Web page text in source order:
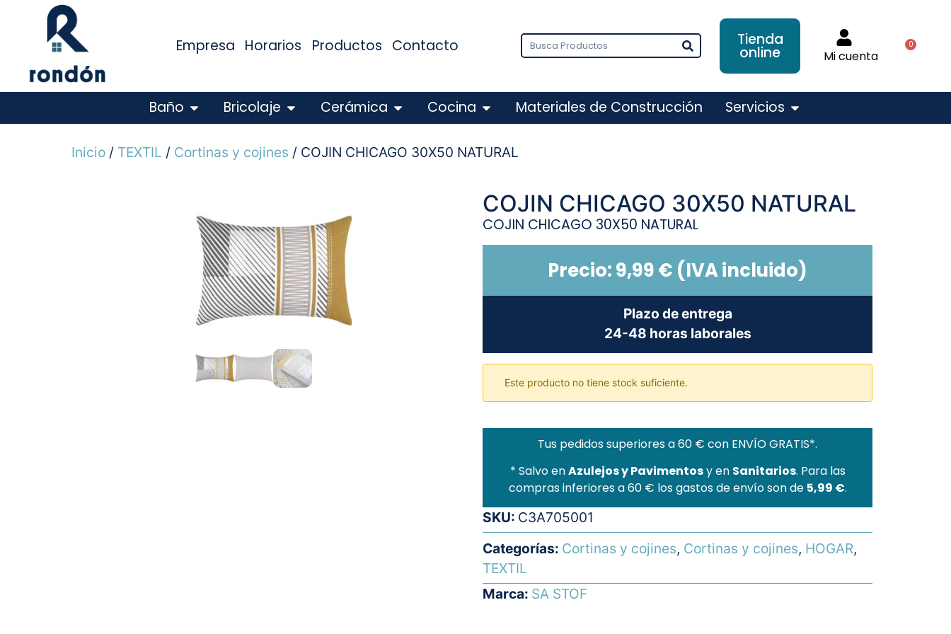
Empresa Horarios Productos Contacto Tienda
online Mi cuenta
0
Baño Bricolaje Cerámica Cocina Materiales de Construcción Servicios
Inicio/ TEXTIL / Cortinas y cojines / COJIN CHICAGO 30X50 NATURAL
COJIN CHICAGO 30X50 NATURAL
COJIN CHICAGO 30X50 NATURAL
Precio:9,99€ (IVA incluido)
Plazo de entrega
24-48 horas laborales
Este producto no tiene stock suficiente.
Tus pedidos superiores a 60 € con ENVÍO GRATIS*.
* Salvo enAzulejos y Pavimentosy en Sanitarios. Para las
compras inferiores a 60 € los gastos de envío son de 5,99 €.
SKU: C3A705001
Categorías: Cortinas y cojines, Cortinas y cojines, HOGAR,
TEXTIL
Marca: SA STOF